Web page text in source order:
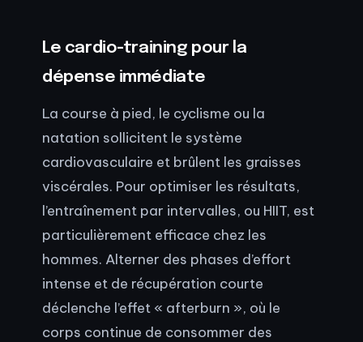
Le cardio-training pour la
dépense immédiate
La course à pied, le cyclisme ou la
natation sollicitent le système
cardiovasculaire et brûlent les graisses
viscérales. Pour optimiser les résultats,
l’entraînement par intervalles, ou HIIT, est
particulièrement efficace chez les
hommes. Alterner des phases d’effort
intense et de récupération courte
déclenche l’effet « afterburn », où le
corps continue de consommer des